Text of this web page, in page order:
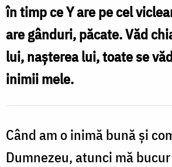
în timp ce Y are pe cel
are gânduri, păcate. Văd
lui, nașterea lui, toate se
inimii mele.
Când am o inimă bună și
Dumnezeu, atunci mă